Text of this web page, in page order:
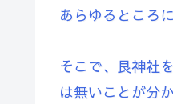
あらゆるところ
そこで、艮神社
は無いことが分